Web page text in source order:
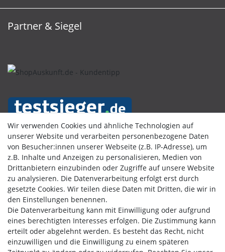
Partner & Siegel
Kundenbewertungen
Wir verwenden Cookies und ähnliche Technologien auf
unserer Website und verarbeiten personenbezogene Daten
von Besucher:innen unserer Webseite (z.B. IP-Adresse), um
z.B. Inhalte und Anzeigen zu personalisieren, Medien von
Drittanbietern einzubinden oder Zugriffe auf unsere Website
zu analysieren. Die Datenverarbeitung erfolgt erst durch
gesetzte Cookies. Wir teilen diese Daten mit Dritten, die wir in
den Einstellungen benennen.
Die Datenverarbeitung kann mit Einwilligung oder aufgrund
eines berechtigten Interesses erfolgen. Die Zustimmung kann
erteilt oder abgelehnt werden. Es besteht das Recht, nicht
einzuwilligen und die Einwilligung zu einem späteren